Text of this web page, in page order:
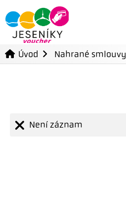
Úvod Nahrané smlouvy
Není záznam